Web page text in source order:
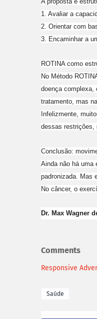
1. Avaliar a
2. Orientar com
3. Encaminhar a
ROTINA como
No Método
doença complexa,
tratamento, mas
Infelizmente,
dessas restrições,
Conclusão:
Ainda não há uma
padronizada. Mas
No câncer, o
Dr. Max Wagner
Comments
Responsive
Saúde